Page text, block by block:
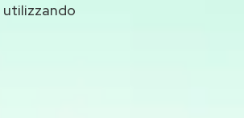
utilizzando